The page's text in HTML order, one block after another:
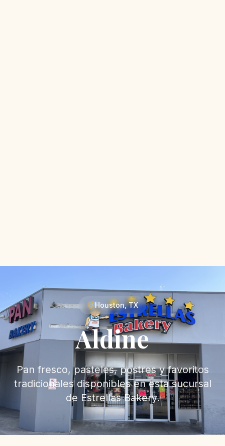
Houston, TX
Aldine
Pan fresco, pasteles, postres y favoritos
tradicionales disponibles en esta sucursal
de Estrellas Bakery.